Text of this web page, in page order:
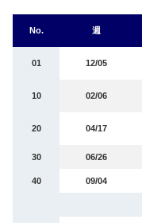
No. 週
01 12/05
10 02/06
20 04/17
30 06/26
40 09/04